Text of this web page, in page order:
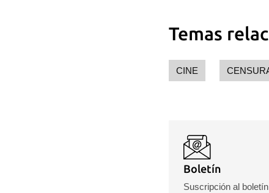
Temas
CINE
Boletín
Suscripción al